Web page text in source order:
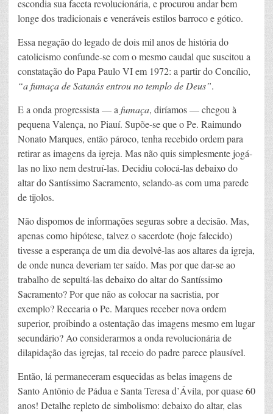
escondia sua faceta revolucionária, e procurou andar bem
longe dos tradicionais e veneráveis estilos barroco e gótico.
Essa negação do legado de dois mil anos de história do
catolicismo confunde-se com o mesmo caudal que suscitou a
constatação do Papa Paulo VI em 1972: a partir do Concílio,
“a fumaça de Satanás entrou no templo de Deus”.
E a onda progressista — afumaça, diríamos — chegou à
pequena Valença, no Piauí. Supõe-se que o Pe. Raimundo
Nonato Marques, então pároco, tenha recebido ordem para
retirar as imagens da igreja. Mas não quis simplesmente jogá-
las no lixo nem destruí-las. Decidiu colocá-las debaixo do
altar do Santíssimo Sacramento, selando-as com uma parede
de tijolos.
Não dispomos de informações seguras sobre a decisão. Mas,
apenas como hipótese, talvez o sacerdote (hoje falecido)
tivesse a esperança de um dia devolvê-las aos altares da igreja,
de onde nunca deveriam ter saído. Mas por que dar-se ao
trabalho de sepultá-las debaixo do altar do Santíssimo
Sacramento? Por que não as colocar na sacristia, por
exemplo? Recearia o Pe. Marques receber nova ordem
superior, proibindo a ostentação das imagens mesmo em lugar
secundário? Ao considerarmos a onda revolucionária de
dilapidação das igrejas, tal receio do padre parece plausível.
Então, lá permaneceram esquecidas as belas imagens de
Santo Antônio de Pádua e Santa Teresa d’Ávila, por quase 60
anos! Detalhe repleto de simbolismo: debaixo do altar, elas